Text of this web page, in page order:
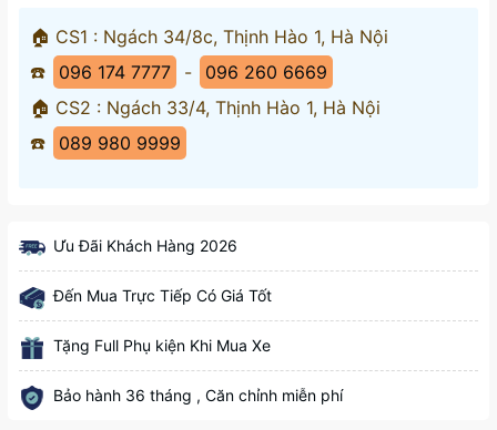
🏠 CS1 : Ngách 34/8c, Thịnh Hào 1, Hà Nội
☎️
096 174 7777 -
096 260 6669
🏠 CS2 : Ngách 33/4, Thịnh Hào 1, Hà Nội
☎️
089 980 9999
Ưu Đãi Khách Hàng 2026
Đến Mua Trực Tiếp Có Giá Tốt
Tặng Full Phụ kiện Khi Mua Xe
Bảo hành 36 tháng , Căn chỉnh miễn phí